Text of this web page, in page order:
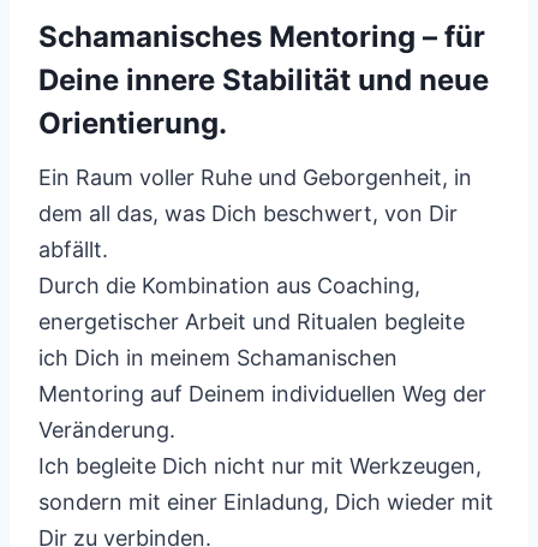
Schamanisches Mentoring – für
Deine innere Stabilität und neue
Orientierung.
Ein Raum voller Ruhe und Geborgenheit, in
dem all das, was Dich beschwert, von Dir
abfällt.
Durch die Kombination aus Coaching,
energetischer Arbeit und Ritualen begleite
ich Dich in meinem Schamanischen
Mentoring auf Deinem individuellen Weg der
Veränderung.
Ich begleite Dich nicht nur mit Werkzeugen,
sondern mit einer Einladung, Dich wieder mit
Dir zu verbinden.